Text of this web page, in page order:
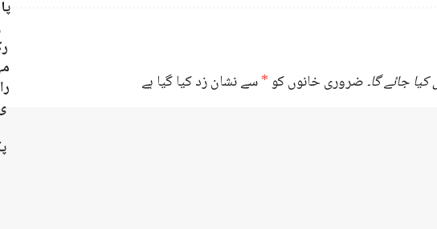
جائے گا۔ضروری خانوں کو*سے نشان زد کیا گیا ہے